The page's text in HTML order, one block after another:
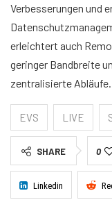
Verbesserungen und
erleichtert auch
geringer Bandbreite
zentralisierte Abläufe.
EVS LIVE
SHARE 0
Linkedin